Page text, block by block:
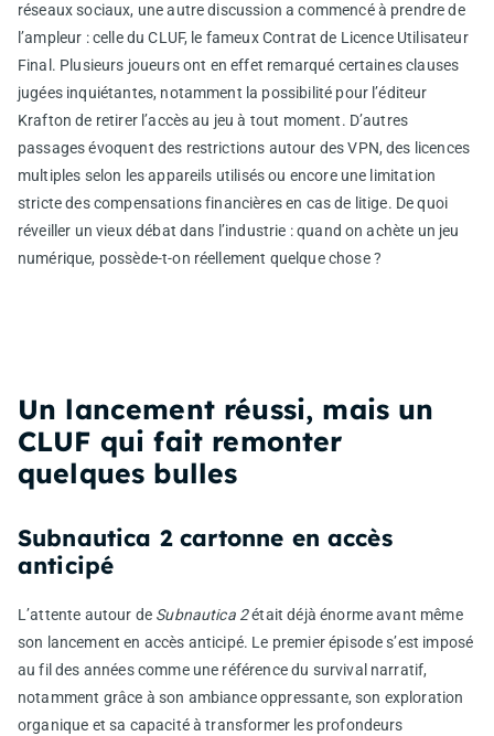
réseaux sociaux, une autre discussion a commencé à prendre de
l’ampleur : celle du CLUF, le fameux Contrat de Licence Utilisateur
Final. Plusieurs joueurs ont en effet remarqué certaines clauses
jugées inquiétantes, notamment la possibilité pour l’éditeur
Krafton de retirer l’accès au jeu à tout moment. D’autres
passages évoquent des restrictions autour des VPN, des licences
multiples selon les appareils utilisés ou encore une limitation
stricte des compensations financières en cas de litige. De quoi
réveiller un vieux débat dans l’industrie : quand on achète un jeu
numérique, possède-t-on réellement quelque chose ?
Un lancement réussi, mais un
CLUF qui fait remonter
quelques bulles
Subnautica 2 cartonne en accès
anticipé
L’attente autour de Subnautica 2était déjà énorme avant même
son lancement en accès anticipé. Le premier épisode s’est imposé
au fil des années comme une référence du survival narratif,
notamment grâce à son ambiance oppressante, son exploration
organique et sa capacité à transformer les profondeurs